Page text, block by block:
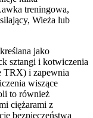
treningowa,
Wieża lub
jako
sztangi i kotwiczenia
TRX) i zapewnia
wiszące
to również
ciężarami z
bezpieczeństwa